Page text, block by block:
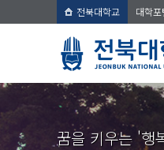
전북대학교 대학포
꿈을 키우는 '행